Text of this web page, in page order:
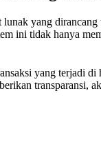
lunak yang
ini tidak hanya
yang terjadi
transparansi,